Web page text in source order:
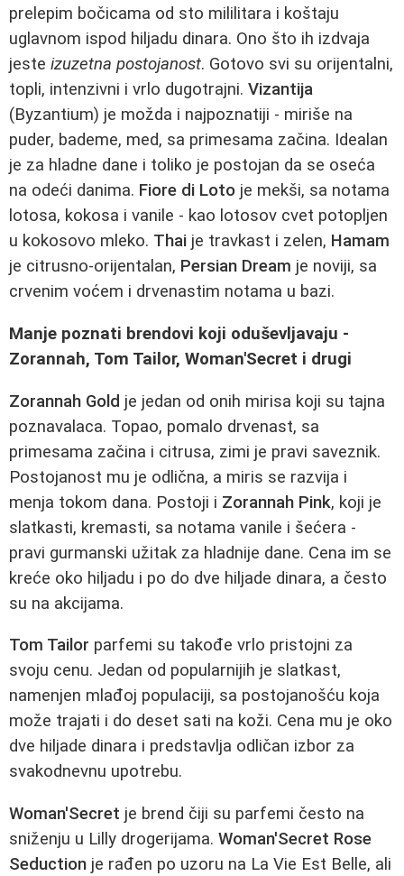
prelepim bočicama od sto mililitara i koštaju
uglavnom ispod hiljadu dinara. Ono što ih izdvaja
jeste izuzetna postojanost. Gotovo svi su orijentalni,
topli, intenzivni i vrlo dugotrajni. Vizantija
(Byzantium) je možda i najpoznatiji - miriše na
puder, bademe, med, sa primesama začina. Idealan
je za hladne dane i toliko je postojan da se oseća
na odeći danima. Fiore di Loto je mekši, sa notama
lotosa, kokosa i vanile - kao lotosov cvet potopljen
u kokosovo mleko. Thai je travkast i zelen, Hamam
je citrusno-orijentalan, Persian Dream je noviji, sa
crvenim voćem i drvenastim notama u bazi.
Manje poznati brendovi koji oduševljavaju -
Zorannah, Tom Tailor, Woman'Secret i drugi
Zorannah Gold je jedan od onih mirisa koji su tajna
poznavalaca. Topao, pomalo drvenast, sa
primesama začina i citrusa, zimi je pravi saveznik.
Postojanost mu je odlična, a miris se razvija i
menja tokom dana. Postoji i Zorannah Pink, koji je
slatkasti, kremasti, sa notama vanile i šećera -
pravi gurmanski užitak za hladnije dane. Cena im se
kreće oko hiljadu i po do dve hiljade dinara, a često
su na akcijama.
Tom Tailor parfemi su takođe vrlo pristojni za
svoju cenu. Jedan od popularnijih je slatkast,
namenjen mlađoj populaciji, sa postojanošću koja
može trajati i do deset sati na koži. Cena mu je oko
dve hiljade dinara i predstavlja odličan izbor za
svakodnevnu upotrebu.
Woman'Secret je brend čiji su parfemi često na
sniženju u Lilly drogerijama. Woman'Secret Rose
Seduction je rađen po uzoru na La Vie Est Belle, ali